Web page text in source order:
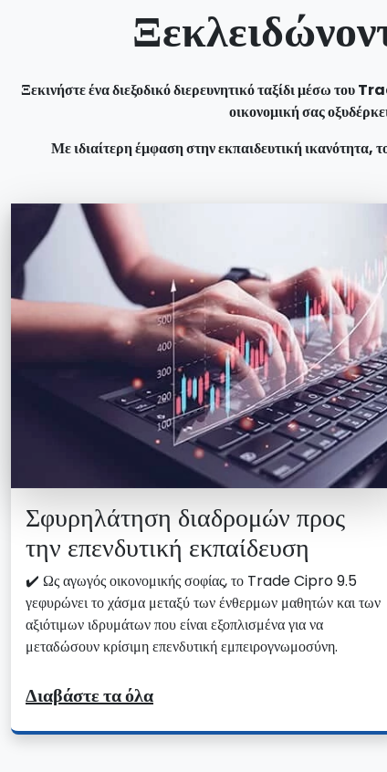
Ξεκινήστε ένα διεξοδικό διερευνητικό ταξίδι μέσω του
οικονομική σας
Με ιδιαίτερη έμφαση στην εκπαιδευτική
Σφυρηλάτηση διαδρομών προς
την επενδυτική εκπαίδευση
✔️ Ως αγωγός οικονομικής σοφίας, το Trade Cipro 9.5
γεφυρώνει το χάσμα μεταξύ των ένθερμων μαθητών και των
αξιότιμων ιδρυμάτων που είναι εξοπλισμένα για να
μεταδώσουν κρίσιμη επενδυτική εμπειρογνωμοσύνη.
Διαβάστε τα όλα